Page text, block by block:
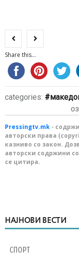
Share this...
categories:
Pressingtv.mk -
авторски права
казниво со закон.
авторски содржини
се цитира.
НАЈНОВИ ВЕСТИ
СПОРТ